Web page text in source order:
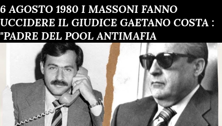
6 AGOSTO 1980 I MASSONI FANNO
UCCIDERE IL GIUDICE GAETANO COSTA :
"PADRE DEL POOL ANTIMAFIA